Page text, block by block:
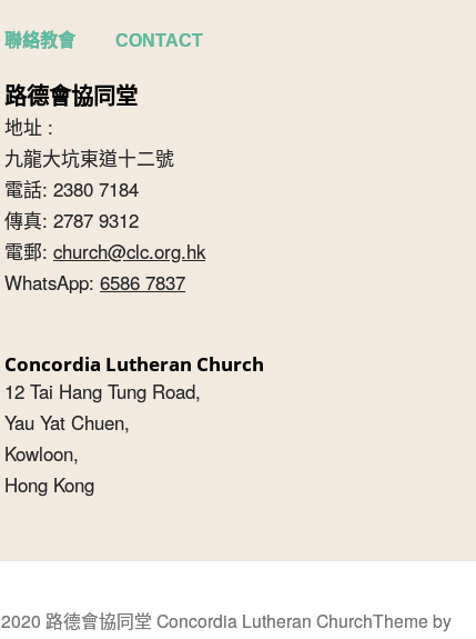
聯絡教會 CONTACT
路德會協同堂
地址 :
九龍大坑東道十二號
電話: 2380 7184
傳真: 2787 9312
電郵: church@clc.org.hk
WhatsApp: 6586 7837
Concordia Lutheran Church
12 Tai Hang Tung Road,
Yau Yat Chuen,
Kowloon,
Hong Kong
2020 路德會協同堂 Concordia Lutheran ChurchTheme by